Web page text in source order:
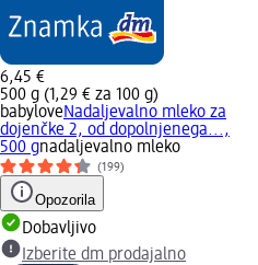
6,45 €
500 g (1,29 € za 100 g)
babyloveNadaljevalno mleko za
dojenčke 2, od dopolnjenega...,
500 gnadaljevalno mleko
(199)
Opozorila
Dobavljivo
Izberite dm prodajalno